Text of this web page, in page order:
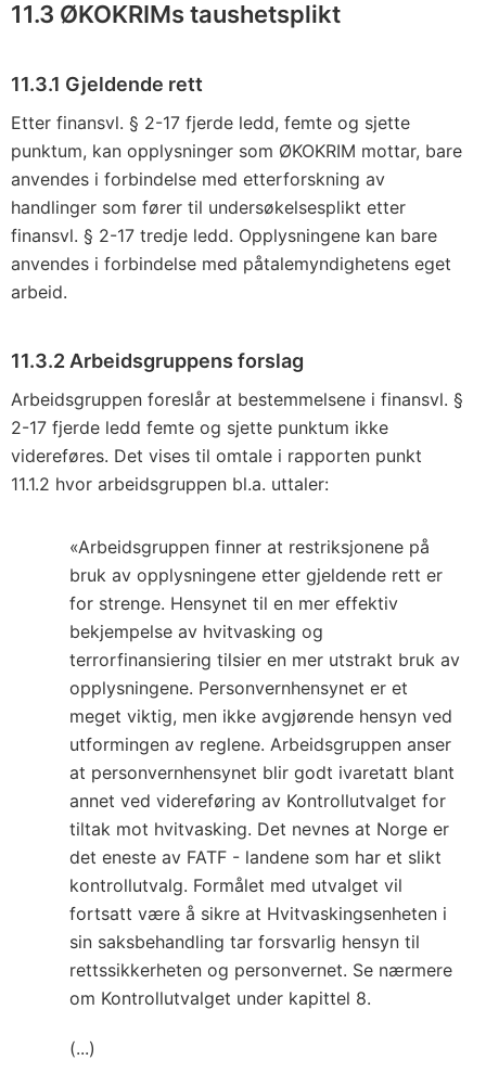
11.3 ØKOKRIMs taushetsplikt
11.3.1 Gjeldende rett
Etter finansvl. § 2-17 fjerde ledd, femte og sjette
punktum, kan opplysninger som ØKOKRIM mottar, bare
anvendes i forbindelse med etterforskning av
handlinger som fører til undersøkelsesplikt etter
finansvl. § 2-17 tredje ledd. Opplysningene kan bare
anvendes i forbindelse med påtalemyndighetens eget
arbeid.
11.3.2 Arbeidsgruppens forslag
Arbeidsgruppen foreslår at bestemmelsene i finansvl. §
2-17 fjerde ledd femte og sjette punktum ikke
videreføres. Det vises til omtale i rapporten punkt
11.1.2 hvor arbeidsgruppen bl.a. uttaler:
«Arbeidsgruppen finner at restriksjonene på
bruk av opplysningene etter gjeldende rett er
for strenge. Hensynet til en mer effektiv
bekjempelse av hvitvasking og
terrorfinansiering tilsier en mer utstrakt bruk av
opplysningene. Personvernhensynet er et
meget viktig, men ikke avgjørende hensyn ved
utformingen av reglene. Arbeidsgruppen anser
at personvernhensynet blir godt ivaretatt blant
annet ved videreføring av Kontrollutvalget for
tiltak mot hvitvasking. Det nevnes at Norge er
det eneste av FATF - landene som har et slikt
kontrollutvalg. Formålet med utvalget vil
fortsatt være å sikre at Hvitvaskingsenheten i
sin saksbehandling tar forsvarlig hensyn til
rettssikkerheten og personvernet. Se nærmere
om Kontrollutvalget under kapittel 8.
(...)